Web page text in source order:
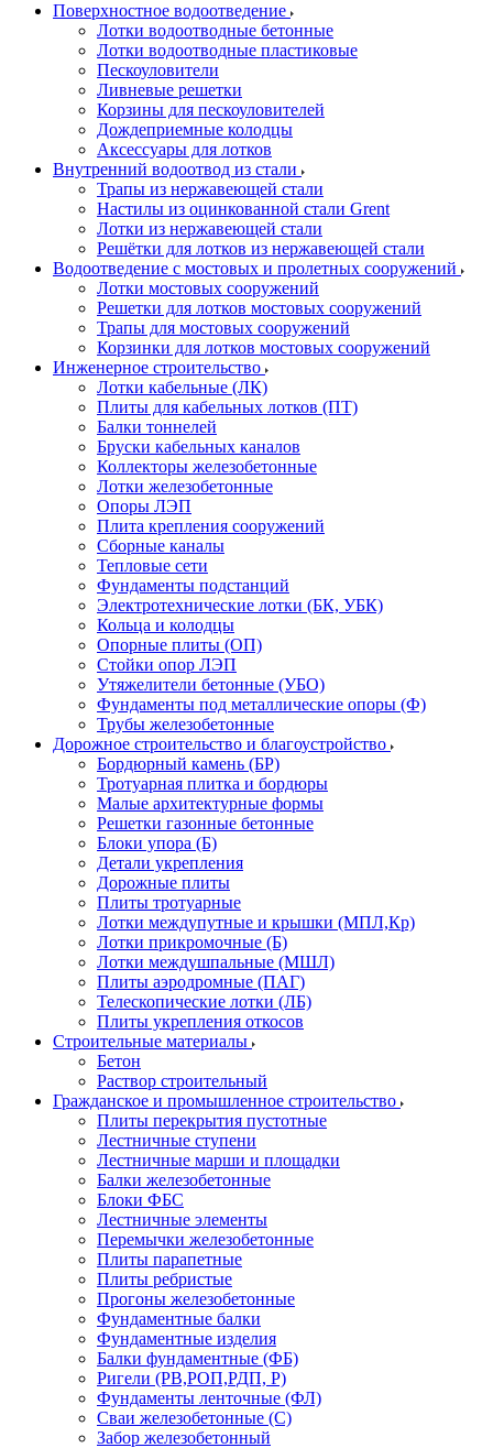
Поверхностное водоотведение
Лотки водоотводные бетонные
Лотки водоотводные пластиковые
Пескоуловители
Ливневые решетки
Корзины для пескоуловителей
Дождеприемные колодцы
Аксессуары для лотков
Внутренний водоотвод из стали
Трапы из нержавеющей стали
Настилы из оцинкованной стали Grent
Лотки из нержавеющей стали
Решётки для лотков из нержавеющей стали
Водоотведение с мостовых и пролетных сооружений
Лотки мостовых сооружений
Решетки для лотков мостовых сооружений
Трапы для мостовых сооружений
Корзинки для лотков мостовых сооружений
Инженерное строительство
Лотки кабельные (ЛК)
Плиты для кабельных лотков (ПТ)
Балки тоннелей
Бруски кабельных каналов
Коллекторы железобетонные
Лотки железобетонные
Опоры ЛЭП
Плита крепления сооружений
Сборные каналы
Тепловые сети
Фундаменты подстанций
Электротехнические лотки (БК, УБК)
Кольца и колодцы
Опорные плиты (ОП)
Стойки опор ЛЭП
Утяжелители бетонные (УБО)
Фундаменты под металлические опоры (Ф)
Трубы железобетонные
Дорожное строительство и благоустройство
Бордюрный камень (БР)
Тротуарная плитка и бордюры
Малые архитектурные формы
Решетки газонные бетонные
Блоки упора (Б)
Детали укрепления
Дорожные плиты
Плиты тротуарные
Лотки междупутные и крышки (МПЛ,Кр)
Лотки прикромочные (Б)
Лотки междушпальные (МШЛ)
Плиты аэродромные (ПАГ)
Телескопические лотки (ЛБ)
Плиты укрепления откосов
Строительные материалы
Бетон
Раствор строительный
Гражданское и промышленное строительство
Плиты перекрытия пустотные
Лестничные ступени
Лестничные марши и площадки
Балки железобетонные
Блоки ФБС
Лестничные элементы
Перемычки железобетонные
Плиты парапетные
Плиты ребристые
Прогоны железобетонные
Фундаментные балки
Фундаментные изделия
Балки фундаментные (ФБ)
Ригели (РВ,РОП,РДП, Р)
Фундаменты ленточные (ФЛ)
Сваи железобетонные (С)
Забор железобетонный